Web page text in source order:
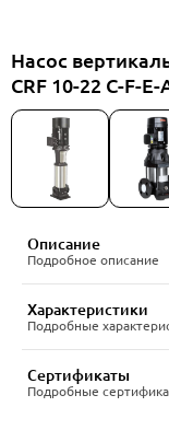
Насос
CRF 10-22 C-F-
Описание
Подробное описание
Характеристики
Подробные
Сертификаты
Подробные